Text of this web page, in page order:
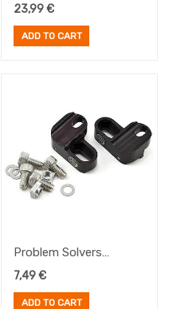
Mismatch Adapter 1.2,
23,99€
ADD TO CART
Problem Solvers
Mismatch Adapter 1
7,49€
ADD TO CART